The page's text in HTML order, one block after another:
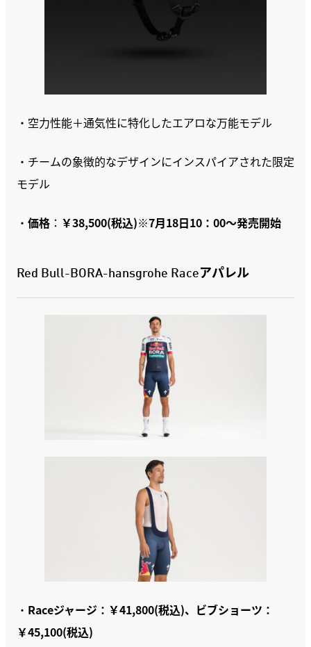
・空力性能＋通気性に特化したエアロな万能モデル
・チームの象徴的なデザインにインスパイアされた限定
モデル
・ 価格 ： ￥38,500(税込)※7月18日10：00～発売開始
Red Bull-BORA-hansgrohe Raceアパレル
・ Raceジャージ：￥41,800(税込)、ビブショーツ：
￥45,100(税込)